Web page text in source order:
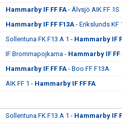
Hammarby IF FF FA - Älvsjö AIK FF 1S
Hammarby IF FF F13A - Erikslunds KF
Sollentuna FK F13 A 1 - Hammarby IF
IF Brommapojkarna - Hammarby IF FF
Hammarby IF FF FA - Boo FF F13A
AIK FF 1 - Hammarby IF FF FA
Sollentuna FK F13 A 1 - Hammarby IF